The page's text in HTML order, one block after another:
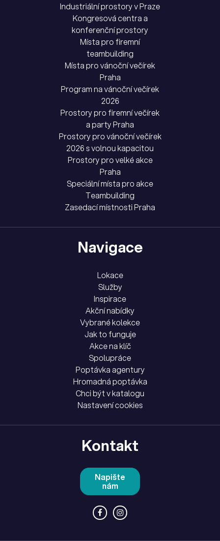
Industriální prostory v Praze
Kongresová centra a
konferenční prostory
Místa pro firemní
teambuilding
Místa pro vánoční večírek
Praha
Program na vánoční večírek
2026
Prostory pro firemní večírek
a party Praha
Prostory pro vánoční večírek
2026 s volnou kapacitou
Prostory pro velké akce
Praha
Speciální místa pro akce
Teambuilding
Zasedací místnosti Praha
Navigace
Lokace
Služby
Inspirace
Akční nabídky
Vybrané kolekce
Jak to funguje
Akce na klíč
Spolupráce
Poptávka agentury
Hromadná poptávka
Chci být v katalogu
Nastavení cookies
Kontakt
Napište
nám